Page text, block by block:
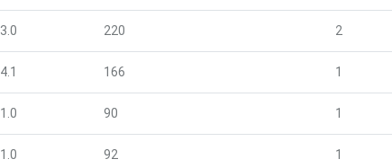
3.0 220 2
4.1 166 1
1.0 90 1
1.0 92 1